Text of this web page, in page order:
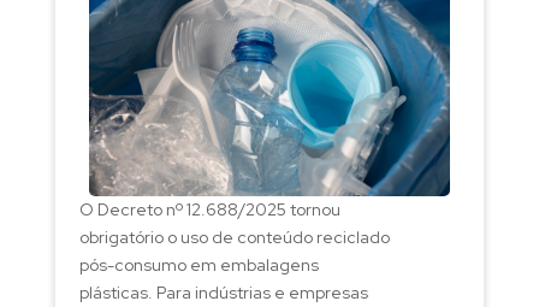
O Decreto nº 12.688/2025 tornou
obrigatório o uso de conteúdo reciclado
pós-consumo em embalagens
plásticas. Para indústrias e empresas